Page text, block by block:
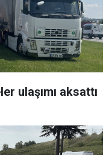
ulaşımı aksattı